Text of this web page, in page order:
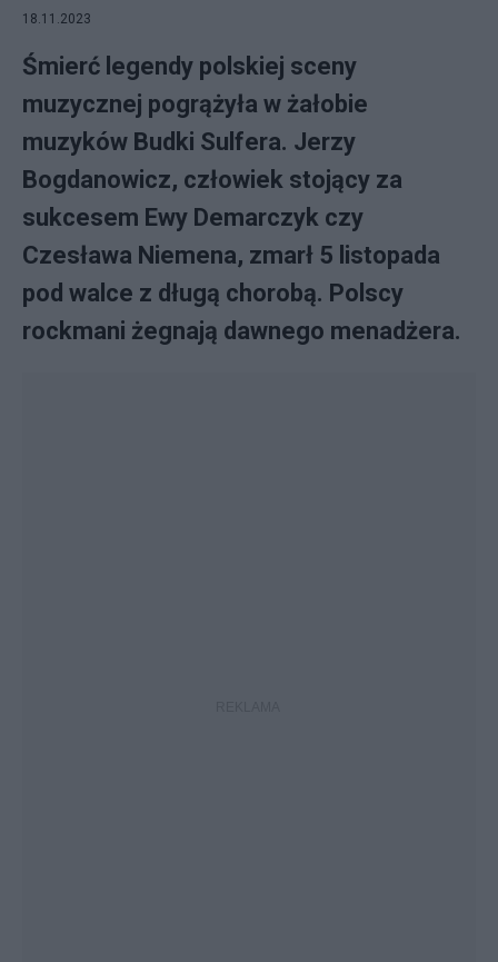
18.11.2023
Śmierć legendy polskiej sceny
muzycznej pogrążyła w żałobie
muzyków Budki Sulfera. Jerzy
Bogdanowicz, człowiek stojący za
sukcesem Ewy Demarczyk czy
Czesława Niemena, zmarł 5 listopada
pod walce z długą chorobą. Polscy
rockmani żegnają dawnego menadżera.